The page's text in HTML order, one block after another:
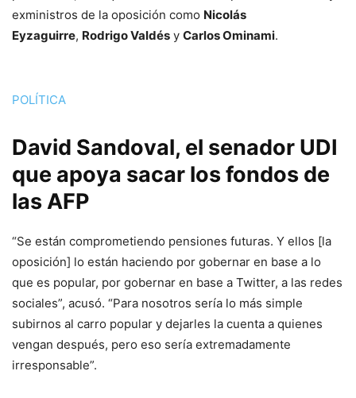
exministros de la oposición como Nicolás
Eyzaguirre, Rodrigo Valdés y Carlos Ominami.
POLÍTICA
David Sandoval, el senador UDI
que apoya sacar los fondos de
las AFP
“Se están comprometiendo pensiones futuras. Y ellos [la
oposición] lo están haciendo por gobernar en base a lo
que es popular, por gobernar en base a Twitter, a las redes
sociales”, acusó. “Para nosotros sería lo más simple
subirnos al carro popular y dejarles la cuenta a quienes
vengan después, pero eso sería extremadamente
irresponsable”.